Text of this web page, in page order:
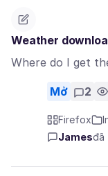
Weather
Where do I get
Mở 2
Firefox
Jamesđã